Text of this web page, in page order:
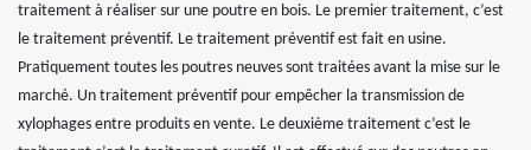
traitement à réaliser sur une poutre en bois. Le premier traitement, c’est
le traitement préventif. Le traitement préventif est fait en usine.
Pratiquement toutes les poutres neuves sont traitées avant la mise sur le
marché. Un traitement préventif pour empêcher la transmission de
xylophages entre produits en vente. Le deuxième traitement c’est le